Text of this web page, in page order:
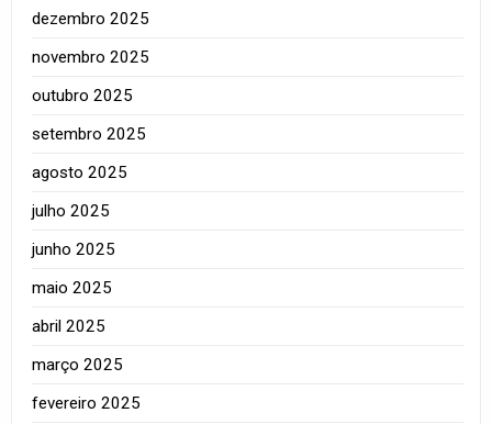
dezembro 2025
novembro 2025
outubro 2025
setembro 2025
agosto 2025
julho 2025
junho 2025
maio 2025
abril 2025
março 2025
fevereiro 2025